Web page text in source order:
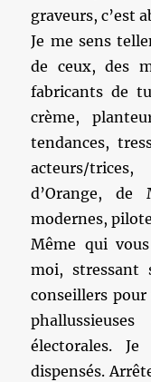
graveurs, c’est
Je me sens
de ceux, des
fabricants de
crème,
tendances,
acteurs/
d’Orange, de
modernes,
Même qui
moi, stressant
conseillers
électorales.
dispensés.